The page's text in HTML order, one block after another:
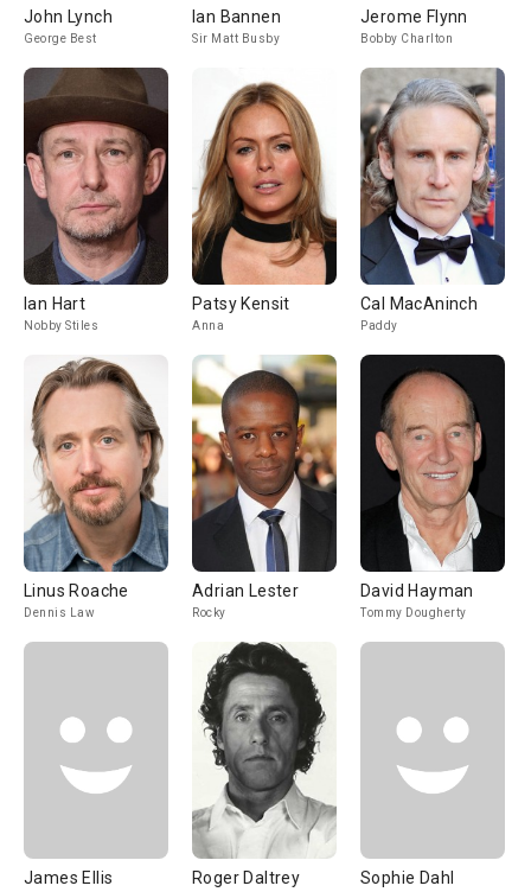
John Lynch
George Best
Ian Bannen
Sir Matt Busby
Jerome Flynn
Bobby Charlton
Ian Hart
Nobby Stiles
Patsy Kensit
Anna
Cal MacAninch
Paddy
Linus Roache
Dennis Law
Adrian Lester
Rocky
David Hayman
Tommy Dougherty
James Ellis Roger Daltrey Sophie Dahl